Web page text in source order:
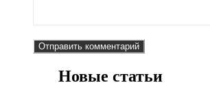
Новые статьи